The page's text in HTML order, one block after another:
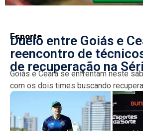
Esporte
Duelo entre Goiás e
reencontro de
de recuperação na
Goiás e Ceará se enfrentam neste
com os dois times buscando
Série B. A partida marca a...